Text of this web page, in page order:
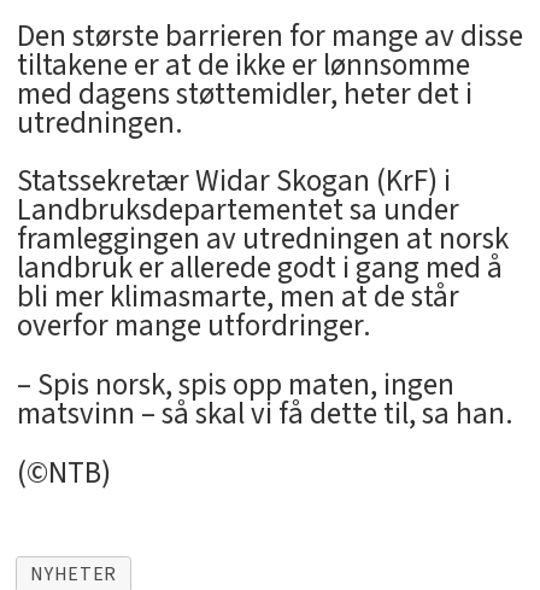
Den største barrieren for mange av disse
tiltakene er at de ikke er lønnsomme
med dagens støttemidler, heter det i
utredningen.
Statssekretær Widar Skogan (KrF) i
Landbruksdepartementet sa under
framleggingen av utredningen at norsk
landbruk er allerede godt i gang med å
bli mer klimasmarte, men at de står
overfor mange utfordringer.
– Spis norsk, spis opp maten, ingen
matsvinn – så skal vi få dette til, sa han.
(©NTB)
NYHETER